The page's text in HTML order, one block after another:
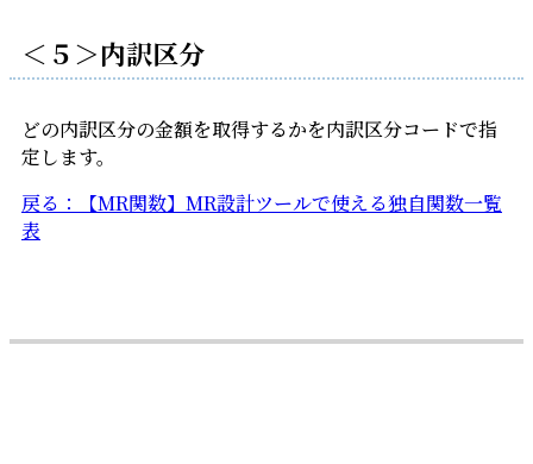
＜５＞内訳区分
どの内訳区分の金額を取得するかを内訳区分コードで指
定します。
戻る：【MR関数】MR設計ツールで使える独自関数一覧
表